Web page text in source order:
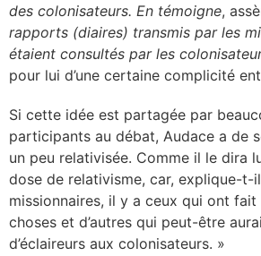
des colonisateurs. En témoigne,
rapports (diaires) transmis par les
étaient consultés par les
pour lui d’une certaine complicité
Si cette idée est partagée par
participants au débat, Audace a de
un peu relativisée. Comme il le dira
dose de relativisme, car, explique-t-
missionnaires, il y a ceux qui ont
choses et d’autres qui peut-être
d’éclaireurs aux colonisateurs. »